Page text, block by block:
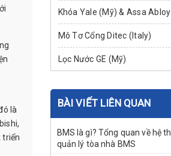
là
triển
Khóa Yale (Mỹ) & Assa Abloy
Mô Tơ Cổng Ditec (Italy)
Lọc Nước GE (Mỹ)
BÀI VIẾT LIÊN QUAN
BMS là gì? Tổng quan về hệ
quản lý tòa nhà BMS